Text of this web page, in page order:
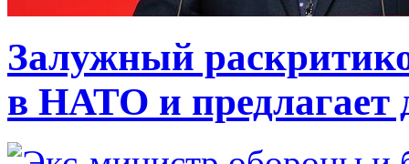
Залужный
в НАТО и предлагает